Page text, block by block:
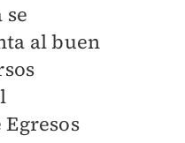
se
al buen